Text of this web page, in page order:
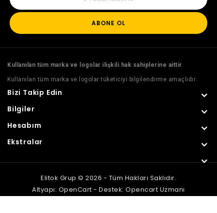
ABONE OL
Kullanılan tüm marka ve logolar ilişkili hak sahiplerine aittir
Kullanılan tüm marka ve logolar tüketiciyi bilgilendirme amaçlıdır
Bizi Takip Edin
Bilgiler
Hesabım
Ekstralar
Elitok Grup © 2026 - Tüm Hakları Saklıdır.
Altyapı: OpenCart - Destek:Opencart Uzmanı